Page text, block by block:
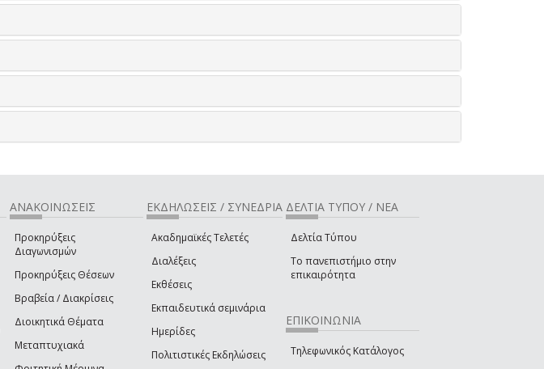
ΑΝΑΚΟΙΝΩΣΕΙΣ
Προκηρύξεις
Διαγωνισμών
Προκηρύξεις Θέσεων
Βραβεία / Διακρίσεις
Διοικητικά Θέματα
Μεταπτυχιακά
ΕΚΔΗΛΩΣΕΙΣ / ΣΥΝΕΔΡΙΑ
Ακαδημαϊκές Τελετές
Διαλέξεις
Εκθέσεις
Εκπαιδευτικά σεμινάρια
Ημερίδες
Πολιτιστικές Εκδηλώσεις
ΔΕΛΤΙΑ ΤΥΠΟΥ / ΝΕΑ
Δελτία Τύπου
Το πανεπιστήμιο στην
επικαιρότητα
ΕΠΙΚΟΙΝΩΝΙΑ
Τηλεφωνικός Κατάλογος